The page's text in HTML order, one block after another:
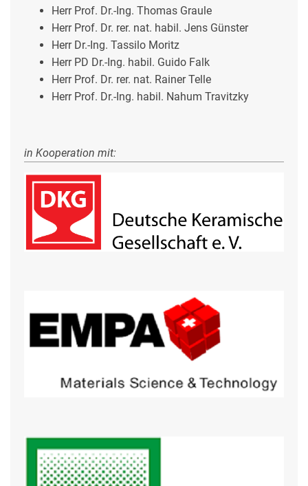
Herr Prof. Dr.-Ing. Thomas Graule
Herr Prof. Dr. rer. nat. habil. Jens Günster
Herr Dr.-Ing. Tassilo Moritz
Herr PD Dr.-Ing. habil. Guido Falk
Herr Prof. Dr. rer. nat. Rainer Telle
Herr Prof. Dr.-Ing. habil. Nahum Travitzky
in Kooperation mit: